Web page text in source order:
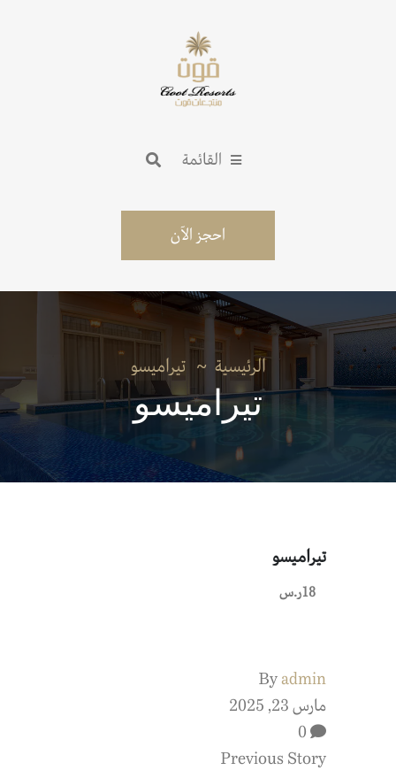
القائمة
احجز الآن
تيراميسو
الرئيسية تيراميسو
تيراميسو
18ر.س
Byadmin
مارس 23, 2025
Previous Story